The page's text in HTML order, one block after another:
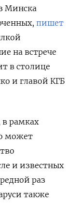
Минска
пишет
на встрече
в столице
и главой КГБ
в рамках
может
и известных
раз
также